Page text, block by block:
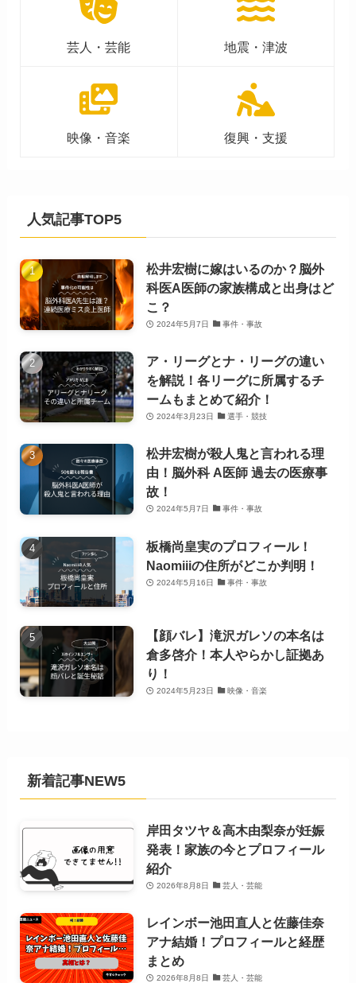
芸人・芸能 地震・津波
映像・音楽 復興・支援
人気記事TOP5
松井宏樹に嫁はいるのか？脳外
科医A医師の家族構成と出身はど
こ？
2024年5月7日 事件・事故
ア・リーグとナ・リーグの違い
を解説！各リーグに所属するチ
ームもまとめて紹介！
2024年3月23日 選手・競技
松井宏樹が殺人鬼と言われる理
由！脳外科 A医師 過去の医療事
故！
2024年5月7日 事件・事故
板橋尚皇実のプロフィール！
Naomiiiの住所がどこか判明！
2024年5月16日 事件・事故
【顔バレ】滝沢ガレソの本名は
倉多啓介！本人やらかし証拠あ
り！
2024年5月23日 映像・音楽
新着記事NEW5
岸田タツヤ＆高木由梨奈が妊娠
発表！家族の今とプロフィール
紹介
2026年8月8日 芸人・芸能
レインボー池田直人と佐藤佳奈
アナ結婚！プロフィールと経歴
まとめ
2026年8月8日 芸人・芸能